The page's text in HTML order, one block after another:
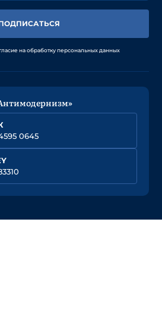
на обработку персональных данных
0645